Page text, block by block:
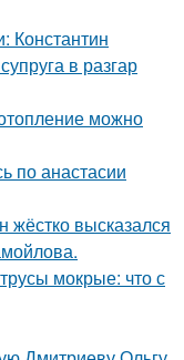
Константин
в разгар
можно
по анастасии
высказался
мокрые: что с